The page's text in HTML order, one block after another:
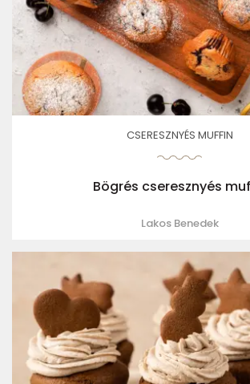
CSERESZNYÉS MUFFIN
Bögrés cseresznyés
Lakos Benedek